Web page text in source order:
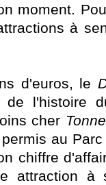
moment.
à
d'euros, le
de l'histoire
cher
au
chiffre
attraction à